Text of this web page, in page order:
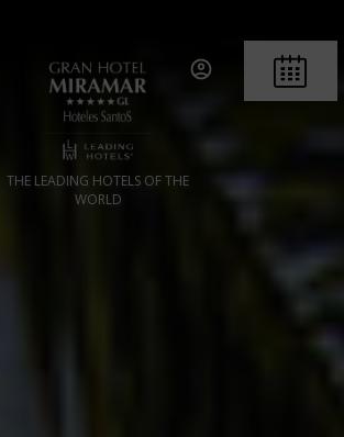
THE LEADING HOTELS OF THE
WORLD